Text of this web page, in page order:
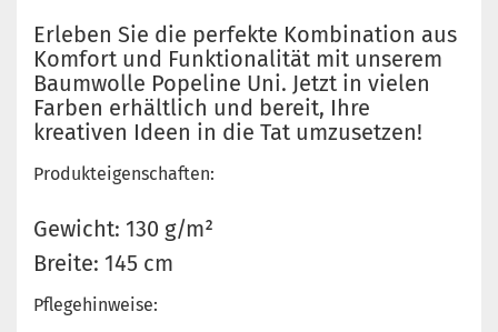
Erleben Sie die perfekte Kombination aus
Komfort und Funktionalität mit unserem
Baumwolle Popeline Uni. Jetzt in vielen
Farben erhältlich und bereit, Ihre
kreativen Ideen in die Tat umzusetzen!
Produkteigenschaften:
Gewicht: 130 g/m²
Breite: 145 cm
Pflegehinweise: